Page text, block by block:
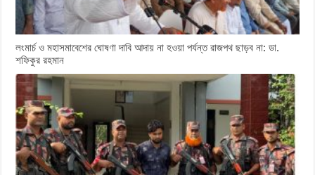
লংমার্চ ও মহাসমাবেশের ঘোষণা দাবি আদায় না হওয়া পর্যন্ত রাজপথ ছাড়ব না: ডা.
শফিকুর রহমান